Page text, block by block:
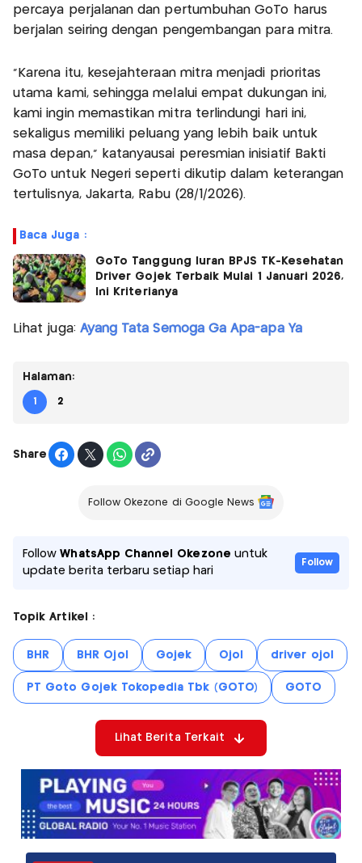
percaya perjalanan dan pertumbuhan GoTo harus
berjalan seiring dengan pengembangan para mitra.
“Karena itu, kesejahteraan mitra menjadi prioritas
utama kami, sehingga melalui empat dukungan ini,
kami ingin memastikan mitra terlindungi hari ini,
sekaligus memiliki peluang yang lebih baik untuk
masa depan,” katanyausai peresmian inisiatif Bakti
GoTo untuk Negeri seperti dikutip dalam keterangan
tertulisnya, Jakarta, Rabu (28/1/2026).
Baca Juga :
GoTo Tanggung Iuran BPJS TK-Kesehatan
Driver Gojek Terbaik Mulai 1 Januari 2026,
Ini Kriterianya
Lihat juga: Ayang Tata Semoga Ga Apa-apa Ya
Halaman:
1 2
Share
Follow Okezone di Google News
FollowWhatsApp Channel Okezone untuk
update berita terbaru setiap hari
Follow
Topik Artikel :
BHR BHR Ojol Gojek Ojol driver ojol
PT Goto Gojek Tokopedia Tbk (GOTO) GOTO
Lihat Berita Terkait